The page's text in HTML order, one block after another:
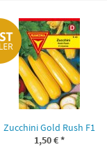
Zucchini Gold Rush F1
1,50 €*